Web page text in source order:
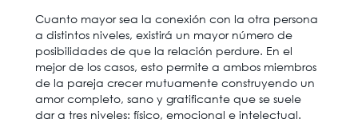
Cuanto mayor sea la conexión con la otra persona
a distintos niveles, existirá un mayor número de
posibilidades de que la relación perdure. En el
mejor de los casos, esto permite a ambos miembros
de la pareja crecer mutuamente construyendo un
amor completo, sano y gratificante que se suele
dar a tres niveles: físico, emocional e intelectual.